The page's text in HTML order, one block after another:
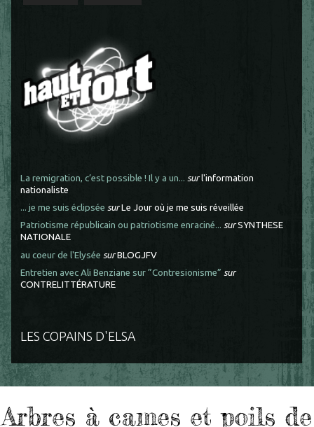
La remigration, c’est possible ! Il y a un... sur l'information
nationaliste
... je me suis éclipsée surLe Jour où je me suis réveillée
Patriotisme républicain ou patriotisme enraciné... surSYNTHESE
NATIONALE
au coeur de l'Elysée surBLOGJFV
Entretien avec Ali Benziane sur ”Contresionisme” sur
CONTRELITTÉRATURE
LES COPAINS D'ELSA
Arbres à cames et poils de